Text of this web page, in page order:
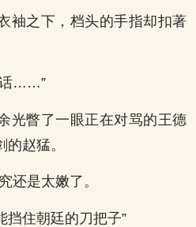
袖之下，档头的手指却扣著
话……”
光瞥了一眼正在对骂的王德
赵猛。
还是太嫩了。
挡住朝廷的刀把子”